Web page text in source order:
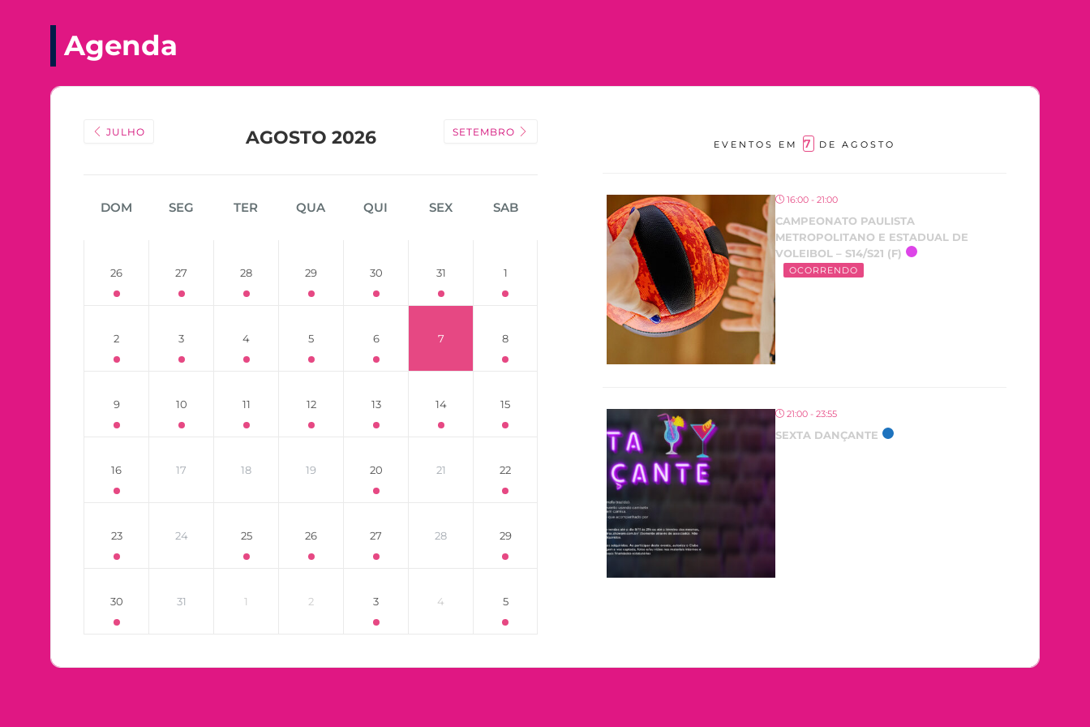
Agenda
JULHO AGOSTO 2026 SETEMBRO
DOM SEG TER QUA QUI SEX SAB
26 27 28 29 30 31 1
2 3 4 5 6 7 8
9 10 11 12 13 14 15
16 17 18 19 20 21 22
23 24 25 26 27 28 29
30 31 1 2 3 4 5
EVENTOS EM 7 DE AGOSTO
16:00 - 21:00
CAMPEONATO PAULISTA
METROPOLITANO E ESTADUAL DE
VOLEIBOL – S14/S21 (F)
OCORRENDO
21:00 - 23:55
SEXTA DANÇANTE